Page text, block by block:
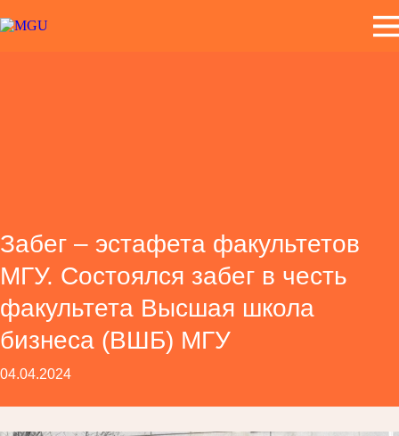
Забег – эстафета факультетов
МГУ. Cостоялся забег в честь
факультета Высшая школа
бизнеса (ВШБ) МГУ
04.04.2024